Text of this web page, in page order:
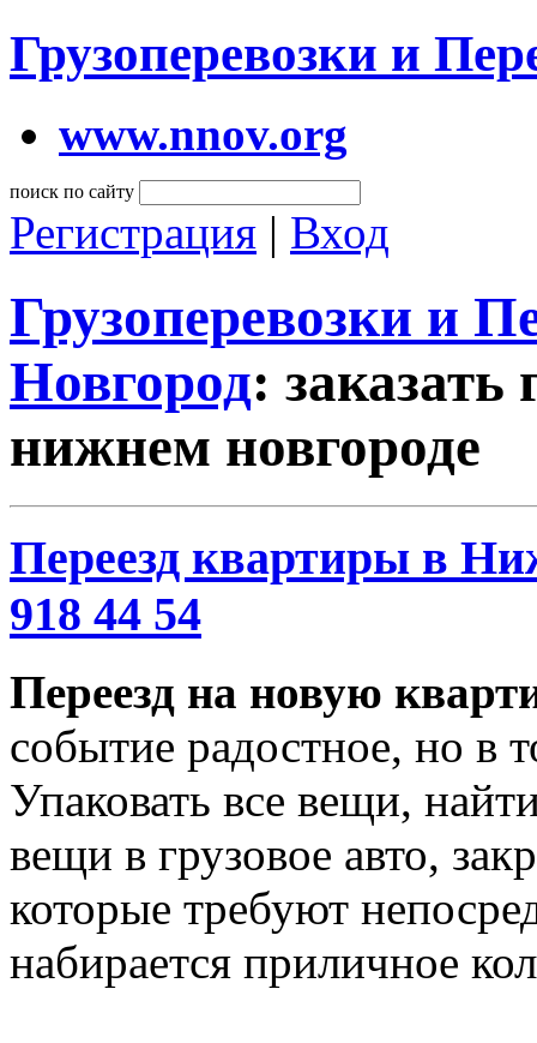
Грузоперевозки и
www.nnov.org
поиск по сайту
Регистрация | Вход
Грузоперевозки и
Новгород: заказать
нижнем новгороде
Переезд квартиры в
918 44 54
Переезд на новую
событие радостное, но в
Упаковать все вещи,
вещи в грузовое авто,
которые требуют
набирается приличное